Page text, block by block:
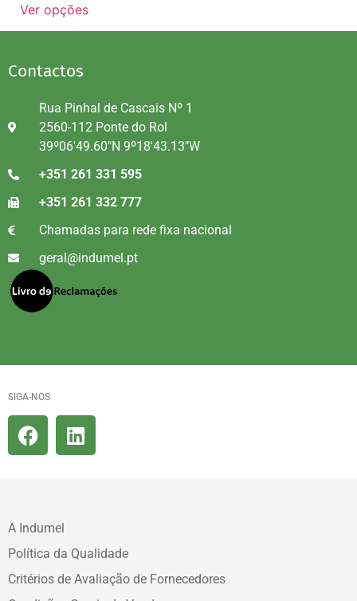
Ver opções
Contactos
Rua Pinhal de Cascais Nº 1
2560-112 Ponte do Rol
39º06'49.60"N 9º18'43.13"W
+351 261 331 595
+351 261 332 777
Chamadas para rede fixa nacional
geral@indumel.pt
SIGA-NOS
A Indumel
Política da Qualidade
Critérios de Avaliação de Fornecedores